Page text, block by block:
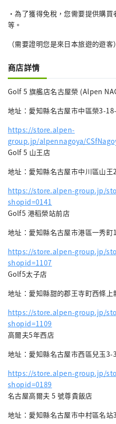
・為了獲得免稅，您需要提供購
等。
（需要證明您是來日本旅遊的遊客
商店詳情
Golf 5 旗艦店名古屋榮 (Alpen
地址：愛知縣名古屋市中區榮3-
https://store.alpen-
group.jp/alpennagoya/
Golf 5 山王店
地址：愛知縣名古屋市中川區山王
https://store.alpen-group.jp/
shopid=0141
Golf5 港稻榮站前店
地址：愛知縣名古屋市港區一秀町
https://store.alpen-group.jp/
shopid=1107
Golf5太子店
地址：愛知縣甜的郡王寺町西條上
https://store.alpen-group.jp/
shopid=1109
高爾夫5年西店
地址：愛知縣名古屋市西區兒玉3-
https://store.alpen-group.jp/
shopid=0189
名古屋高爾夫 5 號尊貴飯店
地址：愛知縣名古屋市中村區名